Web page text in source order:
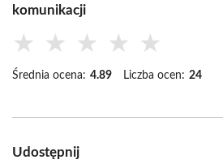
komunikacji
★ ★ ★ ★ ★
Średnia ocena: 4.89 Liczba ocen: 24
Udostępnij